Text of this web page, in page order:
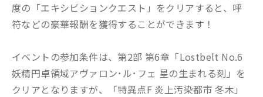
度の「エキシビションクエスト」をクリアすると、呼
符などの豪華報酬を獲得することができます！
イベントの参加条件は、第2部 第6章「Lostbelt No.6
妖精円卓領域アヴァロン･ル･フェ 星の生まれる刻」を
クリアとなりますが、「特異点F 炎上汚染都市 冬木」